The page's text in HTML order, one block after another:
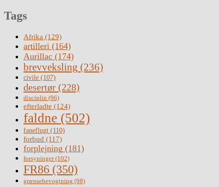
Tags
Afrika (129)
artilleri (164)
Aurillac (174)
brevveksling (236)
civile (107)
desertør (228)
disciplin (96)
efterladte (124)
faldne (502)
faneflugt (110)
forbud (117)
forplejning (181)
forsyninger(102)
FR86 (350)
grænsebevogtning (98)